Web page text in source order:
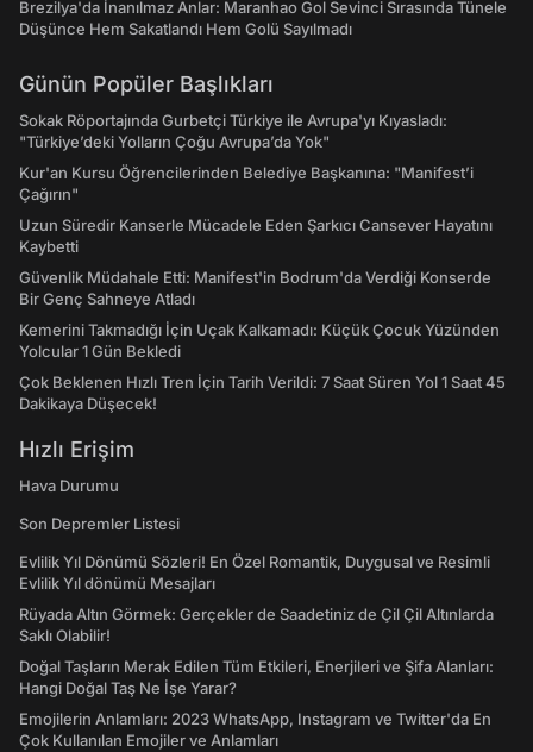
Brezilya'da İnanılmaz Anlar: Maranhao Gol Sevinci Sırasında Tünele
Düşünce Hem Sakatlandı Hem Golü Sayılmadı
Günün Popüler Başlıkları
Sokak Röportajında Gurbetçi Türkiye ile Avrupa'yı Kıyasladı:
"Türkiye’deki Yolların Çoğu Avrupa’da Yok"
Kur'an Kursu Öğrencilerinden Belediye Başkanına: "Manifest’i
Çağırın"
Uzun Süredir Kanserle Mücadele Eden Şarkıcı Cansever Hayatını
Kaybetti
Güvenlik Müdahale Etti: Manifest'in Bodrum'da Verdiği Konserde
Bir Genç Sahneye Atladı
Kemerini Takmadığı İçin Uçak Kalkamadı: Küçük Çocuk Yüzünden
Yolcular 1 Gün Bekledi
Çok Beklenen Hızlı Tren İçin Tarih Verildi: 7 Saat Süren Yol 1 Saat 45
Dakikaya Düşecek!
Hızlı Erişim
Hava Durumu
Son Depremler Listesi
Evlilik Yıl Dönümü Sözleri! En Özel Romantik, Duygusal ve Resimli
Evlilik Yıl dönümü Mesajları
Rüyada Altın Görmek: Gerçekler de Saadetiniz de Çil Çil Altınlarda
Saklı Olabilir!
Doğal Taşların Merak Edilen Tüm Etkileri, Enerjileri ve Şifa Alanları:
Hangi Doğal Taş Ne İşe Yarar?
Emojilerin Anlamları: 2023 WhatsApp, Instagram ve Twitter'da En
Çok Kullanılan Emojiler ve Anlamları